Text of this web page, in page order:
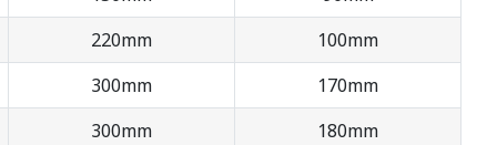
220mm
100mm
300mm
170mm
300mm
180mm